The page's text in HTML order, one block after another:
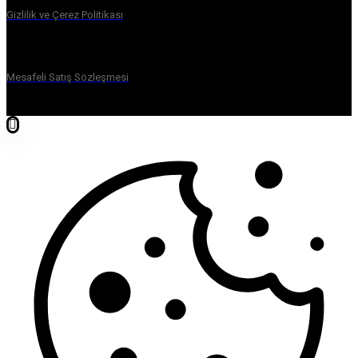
Gizlilik ve Çerez Politikası
Mesafeli Satış Sözleşmesi